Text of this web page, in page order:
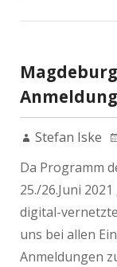
Stefan Iske
Da Programm
25./26.Juni
digital-
uns bei allen
Anmeldungen